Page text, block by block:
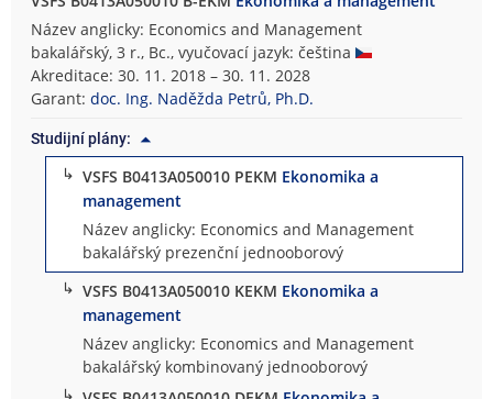
Název anglicky: Economics and Management
bakalářský, 3 r., Bc., vyučovací jazyk: čeština
Akreditace: 30. 11. 2018 – 30. 11. 2028
Garant:doc. Ing. Naděžda Petrů, Ph.D.
Studijní plány:
↳ VSFS B0413A050010 PEKM Ekonomika a
management
Název anglicky: Economics and Management
bakalářský prezenční jednooborový
↳ VSFS B0413A050010 KEKM Ekonomika a
management
Název anglicky: Economics and Management
bakalářský kombinovaný jednooborový
↳